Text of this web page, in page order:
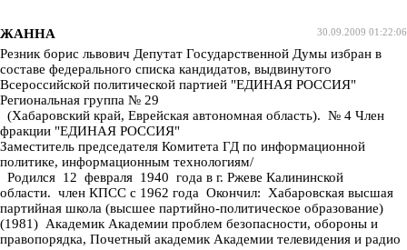
30.09.2009 01:22:06
ЖАННА
Резник борис львович Депутат Государственной Думы избран в
составе федерального списка кандидатов, выдвинутого
Всероссийской политической партией "ЕДИНАЯ РОССИЯ"
Региональная группа № 29
(Хабаровский край, Еврейская автономная область). № 4 Член
фракции "ЕДИНАЯ РОССИЯ"
Заместитель председателя Комитета ГД по информационной
политике, информационным технологиям/
Родился 12 февраля 1940 года в г. Ржеве Калининской
области. член КПСС с 1962 года Окончил: Хабаровская высшая
партийная школа (высшее партийно-политическое образование)
(1981) Академик Академии проблем безопасности, обороны и
правопорядка, Почетный академик Академии телевидения и радио